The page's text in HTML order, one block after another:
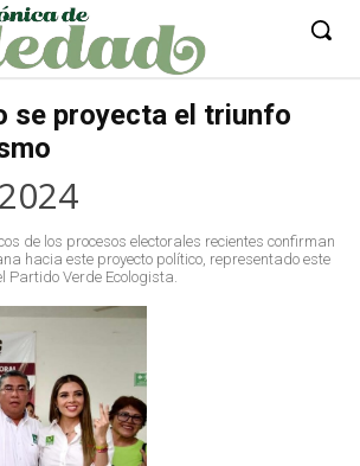
se proyecta el triunfo
de los procesos electorales recientes confirman
hacia este proyecto político, representado este
Verde Ecologista.